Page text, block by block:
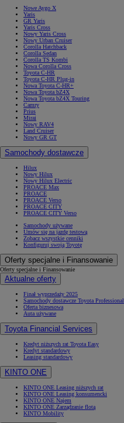
Nowe Aygo X
Yaris
GR Yaris
Yaris Cross
Nowy Yaris Cross
Nowy Urban Cruiser
Corolla Hatchback
Corolla Sedan
Corolla TS Kombi
Nowa Corolla Cross
Toyota C-HR
Toyota C-HR Plug-in
Nowa Toyota C-HR+
Nowa Toyota bZ4X
Nowa Toyota bZ4X Touring
Camry
Prius
Mirai
Nowy RAV4
Land Cruiser
Nowy GR GT
Samochody dostawcze
Hilux
Nowy Hilux
Nowy Hilux Electric
PROACE Max
PROACE
PROACE Verso
PROACE CITY
PROACE CITY Verso
Samochody używane
Umów się na jazdę testową
Zobacz wszystkie cenniki
Konfiguruj swoją Toyotę
Oferty specjalne i Finansowanie
Oferty specjalne i Finansowanie
Aktualne oferty
Finał wyprzedaży 2025
Samochody dostawcze Toyota Professional
Oferta biznesowa
Auta używane
Toyota Financial Services
Kredyt niższych rat Toyota Easy
Kredyt standardowy
Leasing standardowy
KINTO ONE
KINTO ONE Leasing niższych rat
KINTO ONE Leasing konsumencki
KINTO ONE Najem
KINTO ONE Zarządzanie flotą
KINTO Mobility